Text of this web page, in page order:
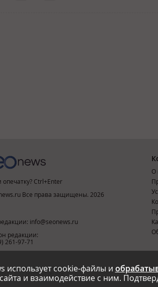
использует cookie-файлы и
и взаимодействие с ним.
Ctrl+Enter
Все права защищены. 2026
info@seonews.ru
редакции:
261-97-71
is protected by reCAPTCHA and the Google
Terms of Service apply.
О